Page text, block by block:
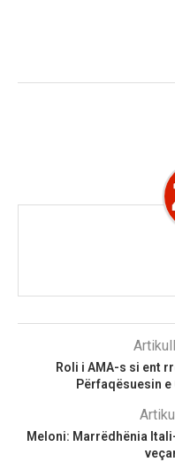
Roli i AMA-s si ent
Përfaqësuesin e
Meloni: Marrëdhënia